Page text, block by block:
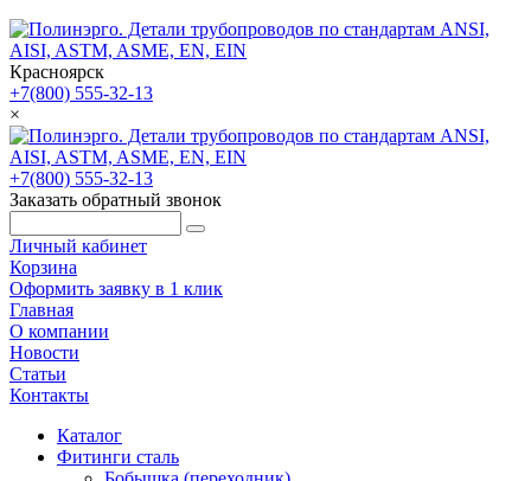
Красноярск
+7(800) 555-32-13
×
+7(800) 555-32-13
Заказать обратный звонок
Личный кабинет
Корзина
Оформить заявку в 1 клик
Главная
О компании
Новости
Статьи
Контакты
Каталог
Фитинги сталь